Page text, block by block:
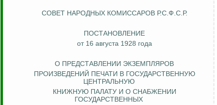
СОВЕТ НАРОДНЫХ КОМИССАРОВ Р.С.Ф.С.Р.
ПОСТАНОВЛЕНИЕ
от 16 августа 1928 года
О ПРЕДСТАВЛЕНИИ ЭКЗЕМПЛЯРОВ
ПРОИЗВЕДЕНИЙ ПЕЧАТИ В ГОСУДАРСТВЕННУЮ
ЦЕНТРАЛЬНУЮ
КНИЖНУЮ ПАЛАТУ И О СНАБЖЕНИИ
ГОСУДАРСТВЕННЫХ